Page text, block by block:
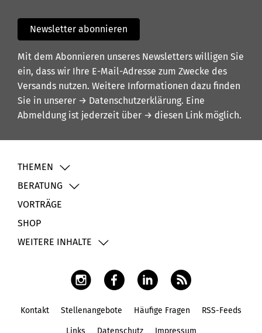
Newsletter abonnieren
Mit dem Abonnieren unseres Newsletters willigen Sie
ein, dass wir Ihre E-Mail-Adresse zum Zwecke des
Versands nutzen. Weitere Informationen dazu finden
Sie in unserer → Datenschutzerklärung. Eine
Abmeldung ist jederzeit über → diesen Link möglich.
THEMEN
BERATUNG
VORTRÄGE
SHOP
WEITERE INHALTE
Kontakt Stellenangebote Häufige Fragen RSS-Feeds